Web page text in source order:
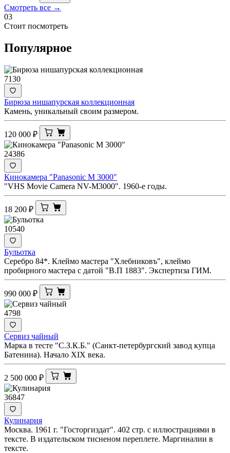
Смотреть все →
03
Стоит посмотреть
Популярное
7130
Бирюза нишапурская коллекционная
Камень, уникальный своим размером.
120 000 ₽
24386
Кинокамера "Panasonic M 3000"
"VHS Movie Camera NV-M3000". 1960-е годы.
18 200 ₽
10540
Бульотка
Серебро 84*. Клеймо мастера "Хлебниковъ", клеймо
пробирного мастера с датой "В.П 1883". Экспертиза ГИМ.
990 000 ₽
4798
Сервиз чайный
Марка в тесте "С.З.К.Б." (Санкт-петербургский завод купца
Батенина). Начало XIX века.
2 500 000 ₽
36847
Кулинария
Москва. 1961 г. "Госторгиздат". 402 стр. с иллюстрациями в
тексте. В издательском тисненом переплете. Маргиналии в
тексте.